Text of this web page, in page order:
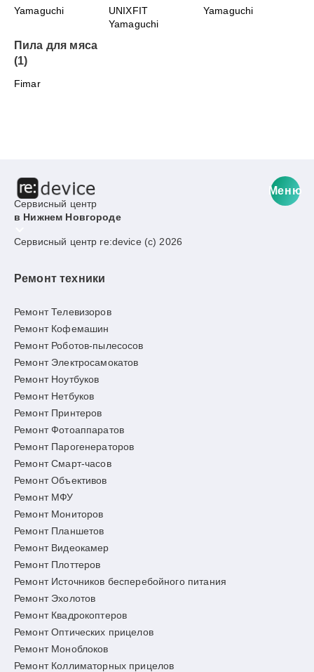
Yamaguchi
UNIXFIT
Yamaguchi
Yamaguchi
Пила для мяса
(1)
Fimar
Сервисный центр
в Нижнем Новгороде
Меню
Сервисный центр re:device (c) 2026
Ремонт техники
Ремонт Телевизоров
Ремонт Кофемашин
Ремонт Роботов-пылесосов
Ремонт Электросамокатов
Ремонт Ноутбуков
Ремонт Нетбуков
Ремонт Принтеров
Ремонт Фотоаппаратов
Ремонт Парогенераторов
Ремонт Смарт-часов
Ремонт Объективов
Ремонт МФУ
Ремонт Мониторов
Ремонт Планшетов
Ремонт Видеокамер
Ремонт Плоттеров
Ремонт Источников бесперебойного питания
Ремонт Эхолотов
Ремонт Квадрокоптеров
Ремонт Оптических прицелов
Ремонт Моноблоков
Ремонт Коллиматорных прицелов